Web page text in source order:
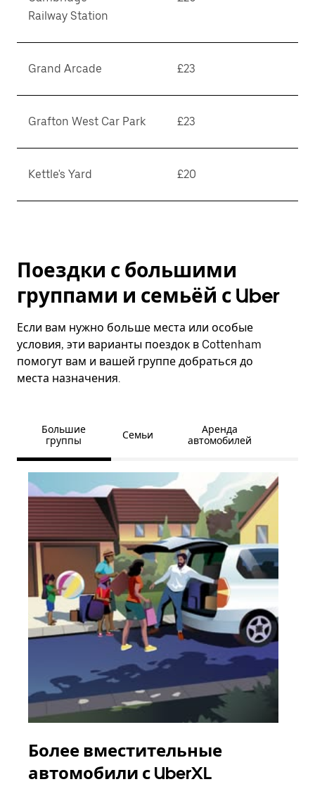
Railway Station
Grand Arcade £23
Grafton West Car Park £23
Kettle's Yard £20
Поездки с большими
группами и семьёй с Uber
Если вам нужно больше места или особые
условия, эти варианты поездок в Cottenham
помогут вам и вашей группе добраться до
места назначения.
Большие
группы
Семьи
Аренда
автомобилей
Более вместительные
автомобили с UberXL